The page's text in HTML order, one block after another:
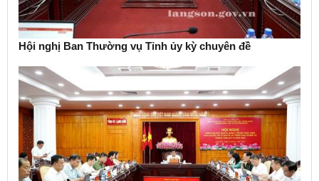
Hội nghị Ban Thường vụ Tỉnh ủy kỳ chuyên đề